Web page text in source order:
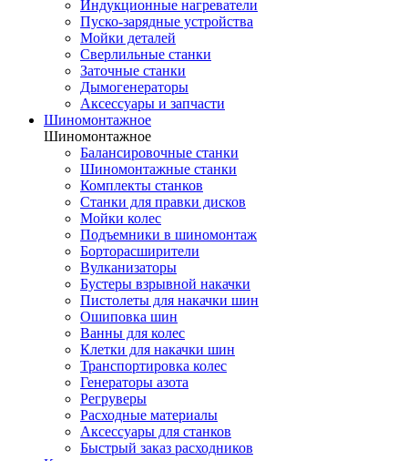
Индукционные нагреватели
Пуско-зарядные устройства
Мойки деталей
Сверлильные станки
Заточные станки
Дымогенераторы
Аксессуары и запчасти
Шиномонтажное
Шиномонтажное
Балансировочные станки
Шиномонтажные станки
Комплекты станков
Станки для правки дисков
Мойки колес
Подъемники в шиномонтаж
Борторасширители
Вулканизаторы
Бустеры взрывной накачки
Пистолеты для накачки шин
Ошиповка шин
Ванны для колес
Клетки для накачки шин
Транспортировка колес
Генераторы азота
Регруверы
Расходные материалы
Аксессуары для станков
Быстрый заказ расходников